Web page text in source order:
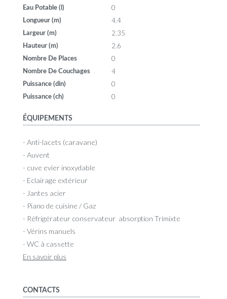
Eau Potable (l)
0
Longueur (m) 4.4
Largeur (m) 2.35
Hauteur (m) 2.6
Nombre De Places 0
Nombre De Couchages 4
Puissance (din) 0
Puissance (ch) 0
ÉQUIPEMENTS
- Anti-lacets (caravane)
- Auvent
- cuve evier inoxydable
- Eclairage extérieur
- Jantes acier
- Piano de cuisine / Gaz
- Réfrigérateur conservateur absorption Trimixte
- Vérins manuels
- WC à cassette
En savoir plus
CONTACTS